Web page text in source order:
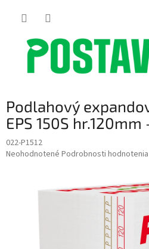
Podlahový
EPS 150S
022-P1512
Priemerné
Neohodnotené Podrobnosti hodnotenia